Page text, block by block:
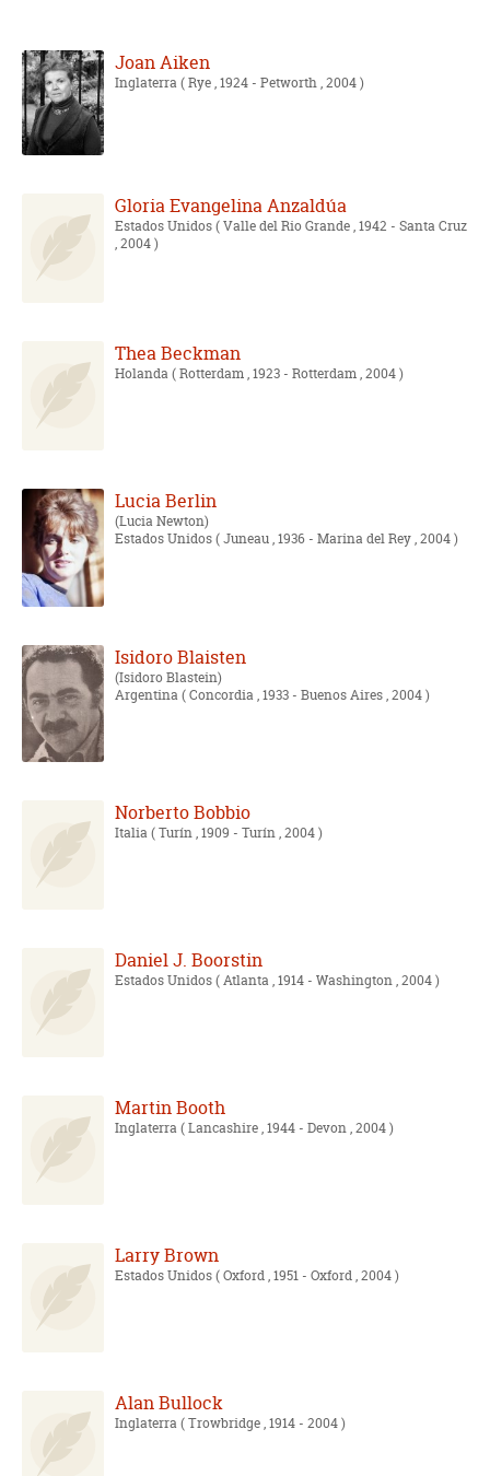
Joan Aiken
Inglaterra( Rye , 1924 - Petworth , 2004 )
Gloria Evangelina Anzaldúa
Estados Unidos( Valle del Rio Grande , 1942 - Santa Cruz
, 2004 )
Thea Beckman
Holanda( Rotterdam , 1923 - Rotterdam , 2004 )
Lucia Berlin
Lucia Newton
Estados Unidos( Juneau , 1936 - Marina del Rey , 2004 )
Isidoro Blaisten
Isidoro Blastein
Argentina( Concordia , 1933 - Buenos Aires , 2004 )
Norberto Bobbio
Italia( Turín , 1909 - Turín , 2004 )
Daniel J. Boorstin
Estados Unidos( Atlanta , 1914 - Washington , 2004 )
Martin Booth
Inglaterra( Lancashire , 1944 - Devon , 2004 )
Larry Brown
Estados Unidos( Oxford , 1951 - Oxford , 2004 )
Alan Bullock
Inglaterra( Trowbridge , 1914 - 2004 )